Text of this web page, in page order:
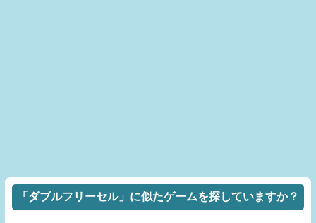
「ダブルフリーセル」に似たゲームを探していますか？